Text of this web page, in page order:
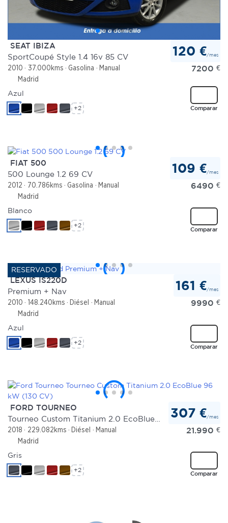
SEAT IBIZA
SportCoupé Style 1.4 16v 85 CV
2010 37.000kms Gasolina
Manual
Madrid
120 €/mes
7200 €
Comparar
Azul
+2
FIAT 500
500 Lounge 1.2 69 CV
2012 70.786kms Gasolina
Manual
Madrid
109 €/mes
6490 €
Comparar
Blanco
+2
LEXUS IS220D
Premium + Nav
2010 148.240kms Diésel
Manual
Madrid
161 €/mes
9990 €
Comparar
Azul
+2
FORD TOURNEO
2018 229.082kms Diésel
Manual
Madrid
307 €/mes
21.990 €
Comparar
Gris
+2